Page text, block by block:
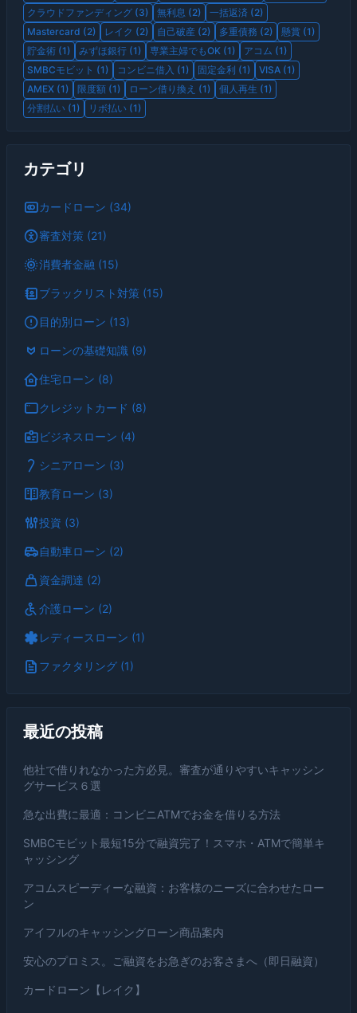
クラウドファンディング (3)
無利息 (2)
一括返済 (2)
Mastercard (2)
レイク (2) 自己破産 (2) 多重債務 (2)
懸賞 (1)
貯金術 (1)
みずほ銀行 (1) 専業主婦でもOK (1)
アコム (1)
SMBCモビット (1)
コンビニ借入 (1) 固定金利 (1)
VISA (1)
AMEX (1)
限度額 (1) ローン借り換え (1)
個人再生 (1)
分割払い (1)
リボ払い (1)
カテゴリ
カードローン (34)
審査対策 (21)
消費者金融 (15)
ブラックリスト対策 (15)
目的別ローン (13)
ローンの基礎知識 (9)
住宅ローン (8)
クレジットカード (8)
ビジネスローン (4)
シニアローン (3)
教育ローン (3)
投資 (3)
自動車ローン (2)
資金調達 (2)
介護ローン (2)
レディースローン (1)
ファクタリング (1)
最近の投稿
他社で借りれなかった方必見。審査が通りやすいキャッシン
グサービス６選
急な出費に最適：コンビニATMでお金を借りる方法
SMBCモビット最短15分で融資完了！スマホ・ATMで簡単キ
ャッシング
アコムスピーディーな融資：お客様のニーズに合わせたロー
ン
アイフルのキャッシングローン商品案内
安心のプロミス。ご融資をお急ぎのお客さまへ（即日融資）
カードローン【レイク】